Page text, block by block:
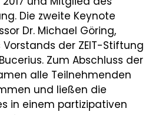
Die zweite Keynote
Dr. Michael Göring,
der ZEIT-Stiftung
Zum Abschluss der
alle Teilnehmenden
und ließen die
in einem partizipativen